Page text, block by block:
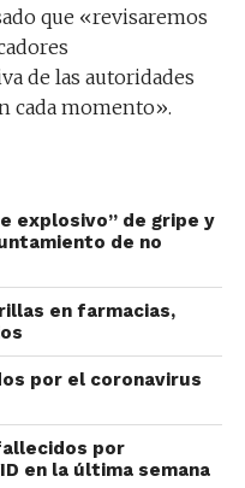
que «revisaremos
de las autoridades
cada momento».
explosivo” de gripe y
de no
en farmacias,
por el coronavirus
por
en la última semana